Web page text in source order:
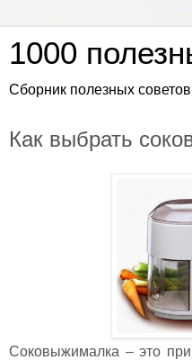
1000
Сборник полезных
Как выбрать
Соковыжималка – это